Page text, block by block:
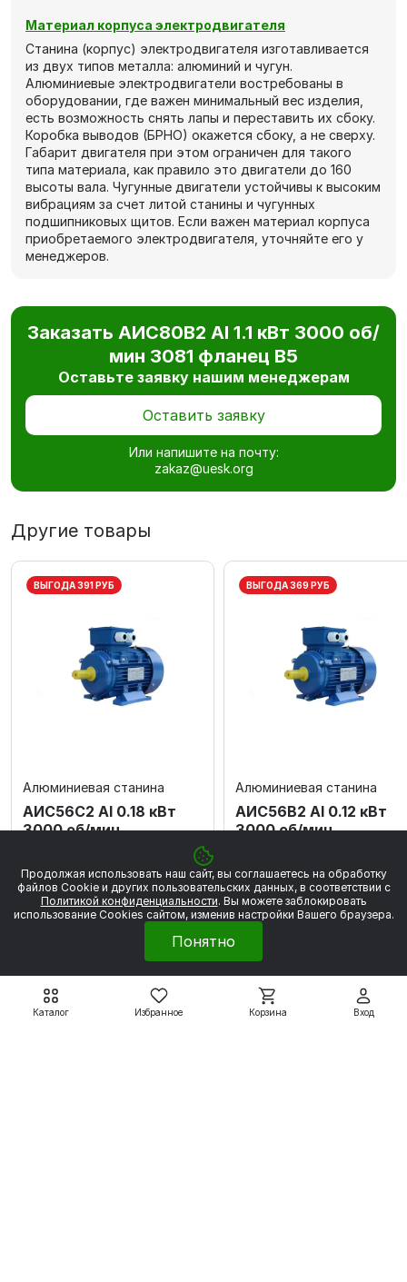
Каталог Избранное Корзина Вход
Материал корпуса электродвигателя
Станина (корпус) электродвигателя изготавливается
из двух типов металла: алюминий и чугун.
Алюминиевые электродвигатели востребованы в
оборудовании, где важен минимальный вес изделия,
есть возможность снять лапы и переставить их сбоку.
Коробка выводов (БРНО) окажется сбоку, а не сверху.
Габарит двигателя при этом ограничен для такого
типа материала, как правило это двигатели до 160
высоты вала. Чугунные двигатели устойчивы к высоким
вибрациям за счет литой станины и чугунных
подшипниковых щитов. Если важен материал корпуса
приобретаемого электродвигателя, уточняйте его у
менеджеров.
Заказать АИС80В2 Al 1.1 кВт 3000 об/
мин 3081 фланец В5
Оставьте заявку нашим менеджерам
Оставить заявку
Или напишите на почту:
zakaz@uesk.org
Другие товары
ВЫГОДА 391 РУБ
Алюминиевая станина
АИС56C2 Al 0.18 кВт
3000 об/мин
3 908 ₽
Подробнее
ВЫГОДА 369 РУБ
Алюминиевая станина
АИС56В2 Al 0.12 кВт
3000 об/мин
3 687 ₽
Подробнее
Электродвигатели
Продолжая использовать наш сайт, вы соглашаетесь на обработку
файлов Сookie и других пользовательских данных, в соответствии с
Политикой конфиденциальности. Вы можете заблокировать
использование Cookies сайтом, изменив настройки Вашего браузера.
Понятно